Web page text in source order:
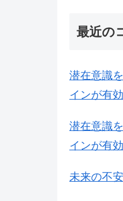
最近の
潜在意識
インが有
潜在意識
インが有
未来の不